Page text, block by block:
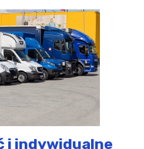
i indywidualne